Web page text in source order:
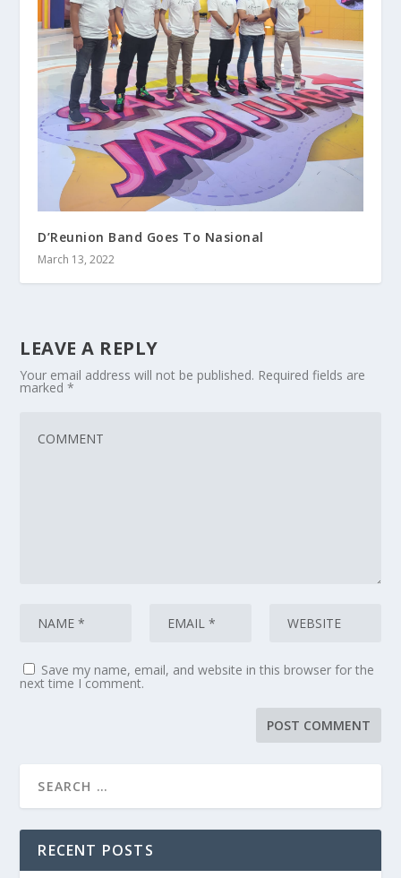
D’Reunion Band Goes To Nasional
March 13, 2022
LEAVE A REPLY
Your email address will not be published. Required fields are
marked*
Save my name, email, and website in this browser for the
next time I comment.
RECENT POSTS